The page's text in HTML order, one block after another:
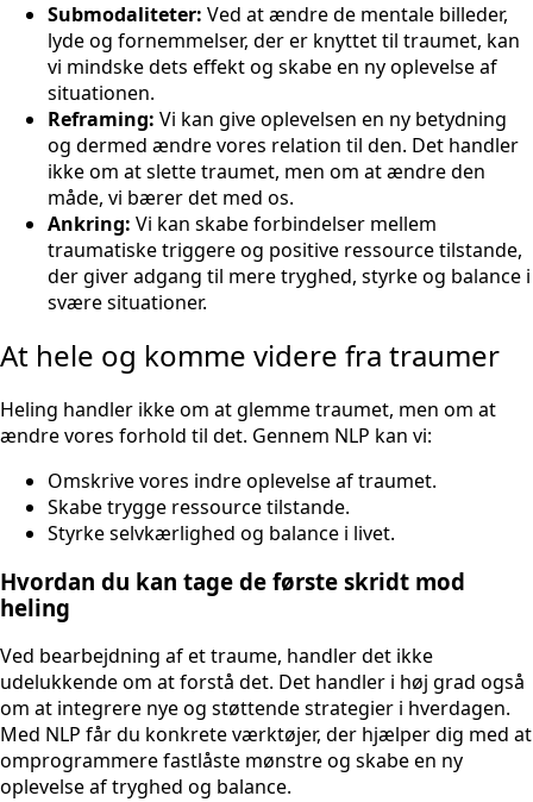
Submodaliteter: Ved at ændre de mentale billeder,
lyde og fornemmelser, der er knyttet til traumet, kan
vi mindske dets effekt og skabe en ny oplevelse af
situationen.
Reframing: Vi kan give oplevelsen en ny betydning
og dermed ændre vores relation til den. Det handler
ikke om at slette traumet, men om at ændre den
måde, vi bærer det med os.
Ankring: Vi kan skabe forbindelser mellem
traumatiske triggere og positive ressource tilstande,
der giver adgang til mere tryghed, styrke og balance i
svære situationer.
At hele og komme videre fra traumer
Heling handler ikke om at glemme traumet, men om at
ændre vores forhold til det. Gennem NLP kan vi:
Omskrive vores indre oplevelse af traumet.
Skabe trygge ressource tilstande.
Styrke selvkærlighed og balance i livet.
Hvordan du kan tage de første skridt mod
heling
Ved bearbejdning af et traume, handler det ikke
udelukkende om at forstå det. Det handler i høj grad også
om at integrere nye og støttende strategier i hverdagen.
Med NLP får du konkrete værktøjer, der hjælper dig med at
omprogrammere fastlåste mønstre og skabe en ny
oplevelse af tryghed og balance.